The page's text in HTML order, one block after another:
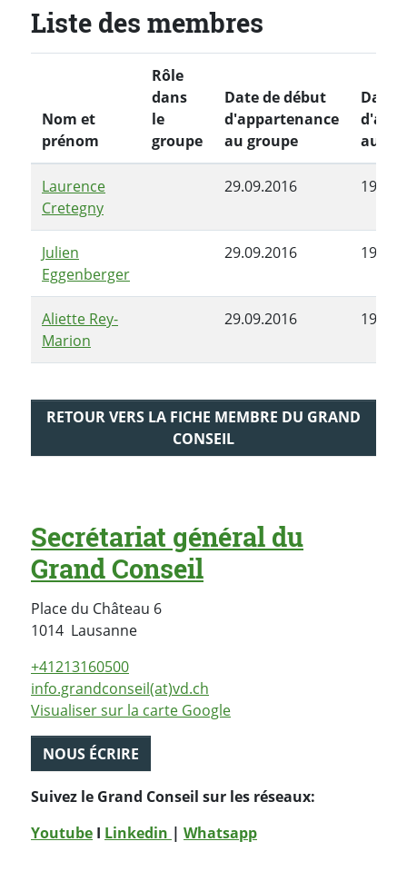
Liste des membres
Nom et
prénom
Rôle
dans
le
groupe
Date de début
d'appartenance
au groupe
Date
au
Laurence
Cretegny
29.09.2016
Julien
Eggenberger
29.09.2016
Aliette Rey-
Marion
29.09.2016
RETOUR VERS LA FICHE MEMBRE DU GRAND
CONSEIL
Secrétariat général du
Grand Conseil
Place du Château 6
1014 LausanneSuisse
+41213160500
info.grandconseil(at)vd.ch
Visualiser sur la carte Google
NOUS ÉCRIRE
Suivez le Grand Conseil sur les réseaux:
Youtube I Linkedin | Whatsapp